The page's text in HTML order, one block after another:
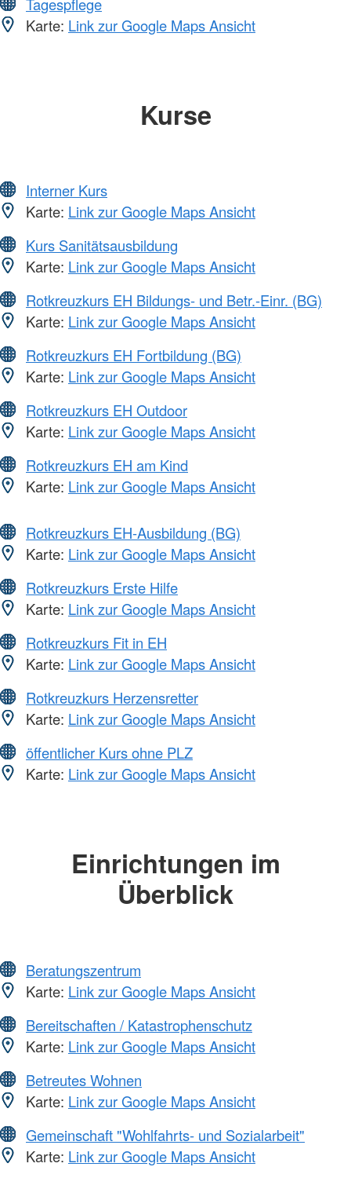
Karte: Link zur Google Maps Ansicht
Kurse
Interner Kurs
Karte: Link zur Google Maps Ansicht
Kurs Sanitätsausbildung
Karte: Link zur Google Maps Ansicht
Rotkreuzkurs EH Bildungs- und Betr.-Einr. (BG)
Karte: Link zur Google Maps Ansicht
Rotkreuzkurs EH Fortbildung (BG)
Karte: Link zur Google Maps Ansicht
Rotkreuzkurs EH Outdoor
Karte: Link zur Google Maps Ansicht
Rotkreuzkurs EH am Kind
Karte: Link zur Google Maps Ansicht
Rotkreuzkurs EH-Ausbildung (BG)
Karte: Link zur Google Maps Ansicht
Rotkreuzkurs Erste Hilfe
Karte: Link zur Google Maps Ansicht
Rotkreuzkurs Fit in EH
Karte: Link zur Google Maps Ansicht
Rotkreuzkurs Herzensretter
Karte: Link zur Google Maps Ansicht
öffentlicher Kurs ohne PLZ
Karte: Link zur Google Maps Ansicht
Einrichtungen im
Überblick
Beratungszentrum
Karte: Link zur Google Maps Ansicht
Bereitschaften / Katastrophenschutz
Karte: Link zur Google Maps Ansicht
Betreutes Wohnen
Karte: Link zur Google Maps Ansicht
Gemeinschaft "Wohlfahrts- und Sozialarbeit"
Karte: Link zur Google Maps Ansicht